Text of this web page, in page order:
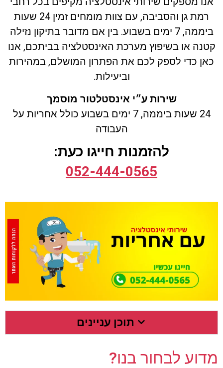
רמת גן והסביבה, עם צוות מומחים זמין 24 שעות
ביממה, 7 ימים בשבוע. בין אם מדובר בתיקון נזילה
קטנה או בשיפוץ מערכת האינסטלציה בביתכם, אנו
כאן כדי לספק לכם את הפתרון המושלם, במהירות
וביעילות.
שירות ע״י אינסטלטור מוסמך
24 שעות ביממה, 7 ימים בשבוע
כולל אחריות על
העבודה
להזמנות חייגו כעת:
052-444-0565
תוכן עניינים
מדוע לבחור בנו?